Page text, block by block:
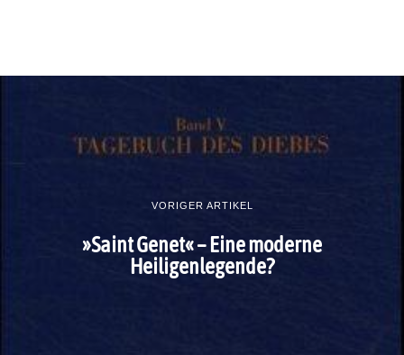
VORIGER ARTIKEL
»Saint Genet« – Eine moderne
Heiligenlegende?